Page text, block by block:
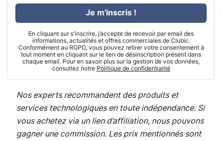
En cliquant sur s'inscrire, j’accepte de recevoir par email des
informations, actualités et offres commerciales de Clubic.
Conformément au RGPD, vous pouvez retirer votre consentement à
tout moment en cliquant sur le lien de désinscription présent dans
chaque email. Pour en savoir plus sur la gestion de vos données,
consultez notre Politique de confidentialité
Je m'inscris !
Nos experts recommandent des produits et
services technologiques en toute indépendance. Si
vous achetez via un lien d’affiliation, nous pouvons
gagner une commission. Les prix mentionnés sont